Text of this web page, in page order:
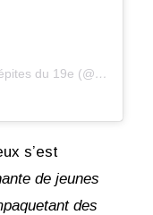
Une publication partagée par Les Pépites du 19e (@lespepitesdu19e)
s’est
de jeunes
des